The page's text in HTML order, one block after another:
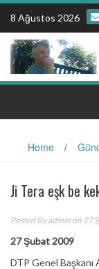
Skip
content
8 Ağustos 2026
Home /
Ji Tera eşk be
Posted Byadmin on 27
27 Şubat 2009
DTP Genel